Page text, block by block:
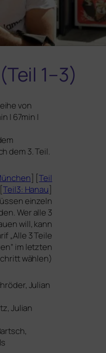
1–3)
von
| 67min |
dem 3. Teil.
] [Teil
Teil3: Hanau]
ein­zeln
Wer alle 3
will, kann
„Alle 3 Teile
im letz­ten
wählen)
Julian
Julian